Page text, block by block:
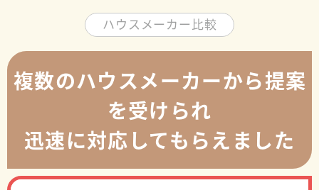
ハウスメーカー比較
複数のハウスメーカーから提案
を受けられ
迅速に対応してもらえました